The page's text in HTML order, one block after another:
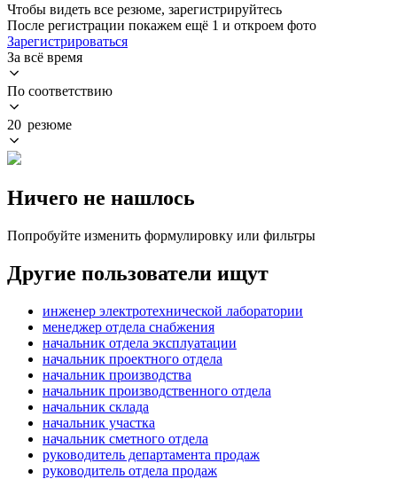
Чтобы видеть все резюме, зарегистрируйтесь
После регистрации покажем ещё 1 и откроем фото
Зарегистрироваться
За всё время
По соответствию
20 резюме
Ничего не нашлось
Попробуйте изменить формулировку или фильтры
Другие пользователи ищут
инженер электротехнической лаборатории
менеджер отдела снабжения
начальник отдела эксплуатации
начальник проектного отдела
начальник производства
начальник производственного отдела
начальник склада
начальник участка
начальник сметного отдела
руководитель департамента продаж
руководитель отдела продаж